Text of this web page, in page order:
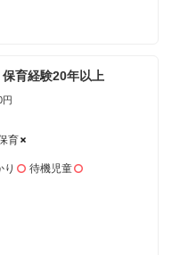
育経験20年以上
育
り 待機児童